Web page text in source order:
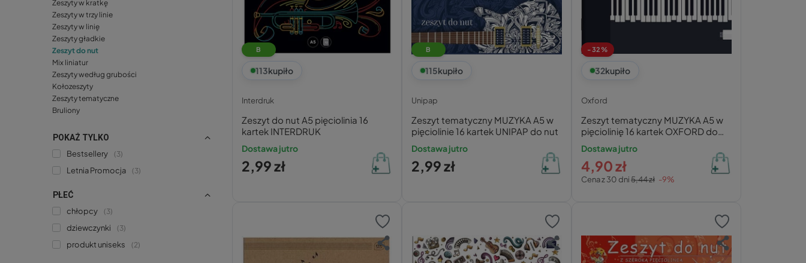
Zeszyty w kratkę
Zeszyty w trzy linie
Zeszyty w linię
Zeszyty gładkie
Zeszyt do nut
Mix liniatur
Zeszyty według grubości
Kołozeszyty
Zeszyty tematyczne
Bruliony
POKAŻ TYLKO
Bestsellery
3
Letnia Promocja 3
PŁEĆ
chłopcy
3
dziewczynki 3
produkt uniseks 2
B
113kupiło
Interdruk
Zeszyt do nut A5 pięciolinia 16
kartek INTERDRUK
Dostawa jutro
2,99 zł
B
115kupiło
Unipap
Zeszyt tematyczny MUZYKA A5 w
pięciolinie 16 kartek UNIPAP do nut
Dostawa jutro
2,99 zł
-32%
32kupiło
Oxford
Zeszyt tematyczny MUZYKA A5 w
pięciolinię 16 kartek OXFORD do
nut
Dostawa jutro
Cena z 30 dni5,44 zł -9%
4,90 zł